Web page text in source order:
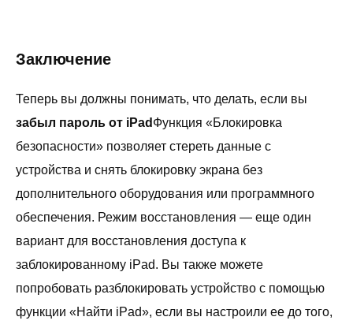
Заключение
Теперь вы должны понимать, что делать, если вы
забыл пароль от iPad Функция «Блокировка
безопасности» позволяет стереть данные с
устройства и снять блокировку экрана без
дополнительного оборудования или программного
обеспечения. Режим восстановления — еще один
вариант для восстановления доступа к
заблокированному iPad. Вы также можете
попробовать разблокировать устройство с помощью
функции «Найти iPad», если вы настроили ее до того,